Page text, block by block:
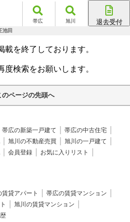
帯広 旭川 退去受付
池田
載を終了しております。
度検索をお願いします。
のページの先頭へ
帯広の新築一戸建て
帯広の中古住宅
旭川の不動産売買
旭川の一戸建て
会員登録
お気に入りリスト
賃貸アパート
帯広の賃貸マンション
旭川の賃貸マンション